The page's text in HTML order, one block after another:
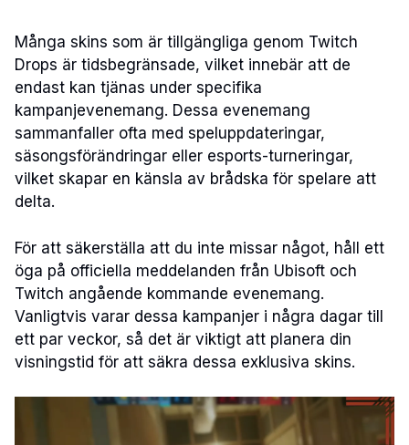
Många skins som är tillgängliga genom Twitch
Drops är tidsbegränsade, vilket innebär att de
endast kan tjänas under specifika
kampanjevenemang. Dessa evenemang
sammanfaller ofta med speluppdateringar,
säsongsförändringar eller esports-turneringar,
vilket skapar en känsla av brådska för spelare att
delta.
För att säkerställa att du inte missar något, håll ett
öga på officiella meddelanden från Ubisoft och
Twitch angående kommande evenemang.
Vanligtvis varar dessa kampanjer i några dagar till
ett par veckor, så det är viktigt att planera din
visningstid för att säkra dessa exklusiva skins.